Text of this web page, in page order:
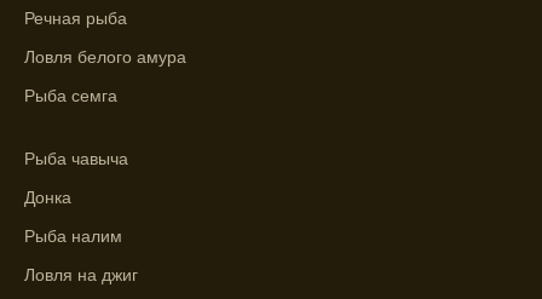
месяцы.
Инструкция по подготовке к рыбалке
учитывает прогноз клева.
выбирать оптимальное время для рыбной
Речная рыба
Ловля белого амура
Рыба семга
Рыба чавыча
Донка
Рыба налим
Ловля на джиг